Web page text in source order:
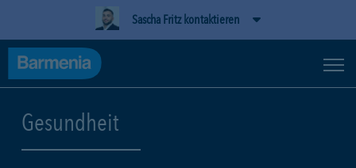
Sascha Fritz kontaktieren
Gesundheit